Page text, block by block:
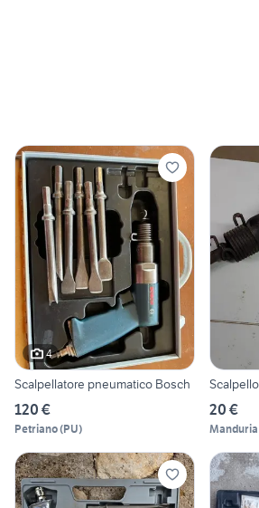
4
Scalpellatore pneumatico Bosch
120 €
Petriano(PU)
20 €
Manduria